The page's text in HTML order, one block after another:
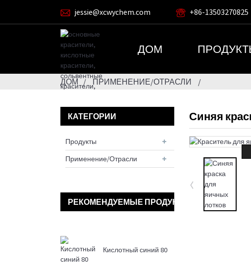
jessie@xcwychem.com +86-13503270825
ДОМ
ДОМ ПРИМЕНЕНИЕ/ОТРАСЛИ
КАТЕГОРИИ
Продукты
Применение/Отрасли
РЕКОМЕНДУЕМЫЕ ПРОДУКТЫ
Кислотный синий 80
Синяя